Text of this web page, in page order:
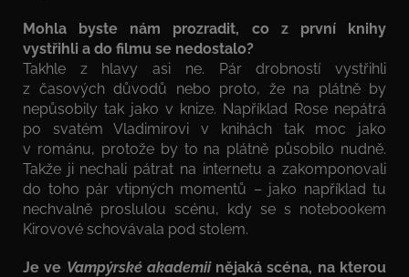
Mohla byste nám prozradit, co z první knihy
vystřihli a do filmu se nedostalo?
Takhle z hlavy asi ne. Pár drobností vystřihli
z časových důvodů nebo proto, že na plátně by
nepůsobily tak jako v knize. Například Rose nepátrá
po svatém Vladimirovi v knihách tak moc jako
v románu, protože by to na plátně působilo nudně.
Takže ji nechali pátrat na internetu a zakomponovali
do toho pár vtipných momentů – jako například tu
nechvalně proslulou scénu, kdy se s notebookem
Kirovové schovávala pod stolem.
Je ve Vampýrské akademiinějaká scéna, na kterou